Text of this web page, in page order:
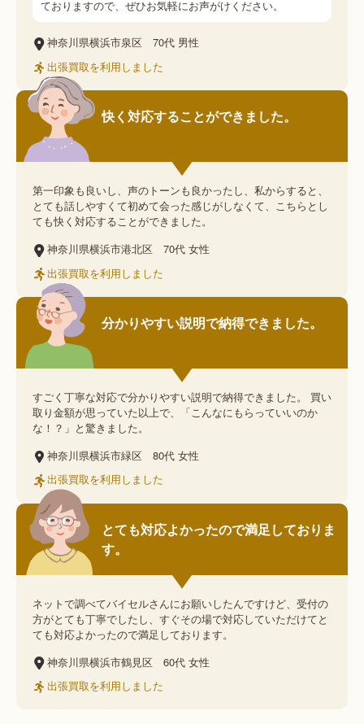
ておりますので、ぜひお気軽にお声がけください。
神奈川県横浜市泉区 70代 男性
出張買取を利用しました
快く対応することができました。
第一印象も良いし、声のトーンも良かったし、私からすると、
とても話しやすくて初めて会った感じがしなくて、こちらとし
ても快く対応することができました。
神奈川県横浜市港北区
70代 女性
出張買取を利用しました
分かりやすい説明で納得できました。
すごく丁寧な対応で分かりやすい説明で納得できました。 買い
取り金額が思っていた以上で、「こんなにもらっていいのか
な！？」と驚きました。
神奈川県横浜市緑区
80代 女性
出張買取を利用しました
とても対応よかったので満足しておりま
す。
ネットで調べてバイセルさんにお願いしたんですけど、受付の
方がとても丁寧でしたし、すぐその場で対応していただけてと
ても対応よかったので満足しております。
神奈川県横浜市鶴見区
60代 女性
出張買取を利用しました